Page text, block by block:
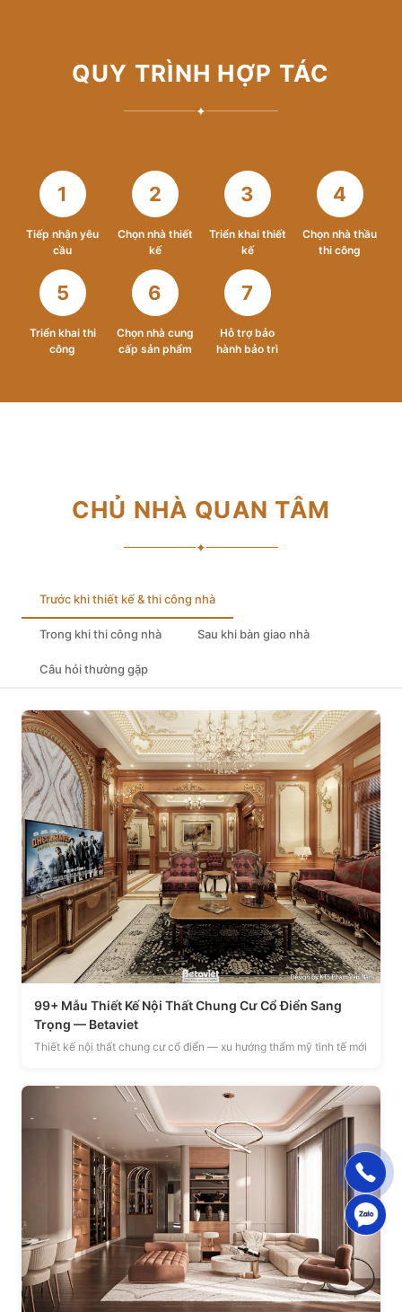
QUY TRÌNH HỢP TÁC
✦
1
Tiếp nhận yêu
cầu
2
Chọn nhà thiết
kế
3
Triển khai thiết
kế
4
Chọn nhà thầu
thi công
5
Triển khai thi
công
6
Chọn nhà cung
cấp sản phẩm
7
Hỗ trợ bảo
hành bảo trì
CHỦ NHÀ QUAN TÂM
✦
Trước khi thiết kế & thi công nhà
Trong khi thi công nhà Sau khi bàn giao nhà
Câu hỏi thường gặp
99+ Mẫu Thiết Kế Nội Thất Chung Cư Cổ Điển Sang
Trọng — Betaviet
Thiết kế nội thất chung cư cổ điển — xu hướng thẩm mỹ tinh tế mới